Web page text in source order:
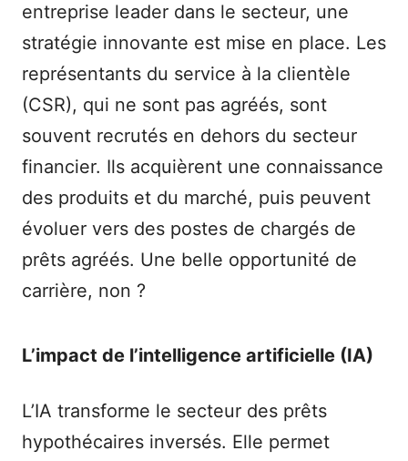
entreprise leader dans le secteur, une
stratégie innovante est mise en place. Les
représentants du service à la clientèle
(CSR), qui ne sont pas agréés, sont
souvent recrutés en dehors du secteur
financier. Ils acquièrent une connaissance
des produits et du marché, puis peuvent
évoluer vers des postes de chargés de
prêts agréés. Une belle opportunité de
carrière, non ?
L’impact de l’intelligence artificielle (IA)
L’IA transforme le secteur des prêts
hypothécaires inversés. Elle permet